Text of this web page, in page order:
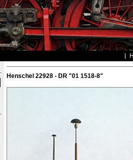
Henschel 22928 - DR "01 1518-8"